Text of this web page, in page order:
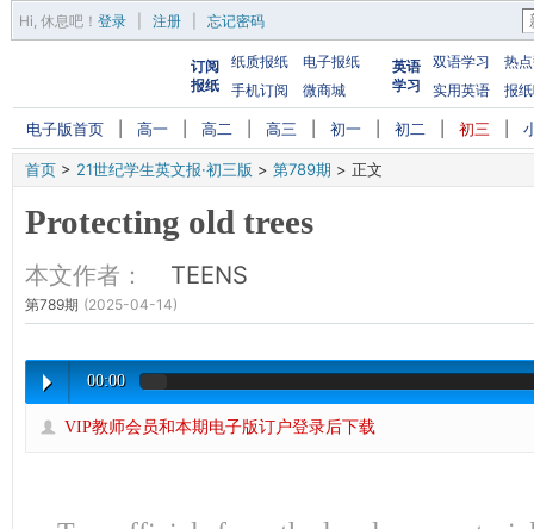
Hi, 休息吧 ！ 登录 注册 忘记密码
订阅
报纸
纸质报纸
电子报纸
手机订阅
微商城
英语
学习
双语学习
热
实用英语
报
电子版首页 高一 高二 高三 初一 初二 初三
首页 > 21世纪学生英文报·初三版 > 第789期 > 正文
Protecting old trees
本文作者： TEENS
第789期 (2025-04-14)
00:00
VIP教师会员和本期电子版订户登录后下载